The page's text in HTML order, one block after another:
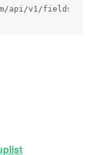
/api/v1/fields